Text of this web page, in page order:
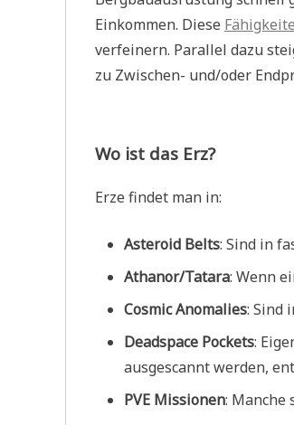
Einkommen. Diese
verfeinern. Parallel dazu
zu Zwischen- und/oder
Wo ist das Erz?
Erze findet man in:
Asteroid Belts: Sind in
Athanor/Tatara: Wenn
Cosmic Anomalies: Sind
Deadspace Pockets:
ausgescannt werden,
PVE Missionen: Manche